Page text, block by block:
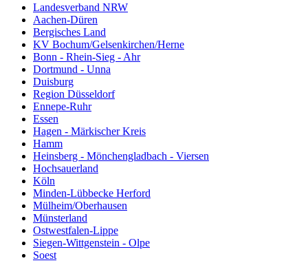
Landesverband NRW
Aachen-Düren
Bergisches Land
KV Bochum/Gelsenkirchen/Herne
Bonn - Rhein-Sieg - Ahr
Dortmund - Unna
Duisburg
Region Düsseldorf
Ennepe-Ruhr
Essen
Hagen - Märkischer Kreis
Hamm
Heinsberg - Mönchengladbach - Viersen
Hochsauerland
Köln
Minden-Lübbecke Herford
Mülheim/Oberhausen
Münsterland
Ostwestfalen-Lippe
Siegen-Wittgenstein - Olpe
Soest